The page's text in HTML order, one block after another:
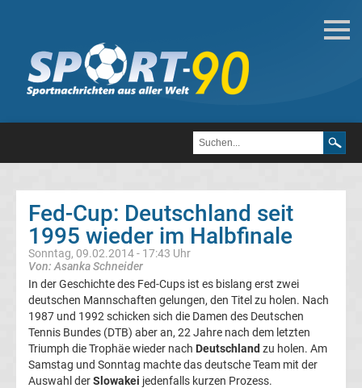
Tennis
Alle
Damen
Alle
Wimbledonsieger
der
Herren
Fed-Cup: Deutschland seit
1995 wieder im Halbfinale
Sonntag, 09.02.2014 - 17:43 Uhr
Von: Asanka Schneider
In der Geschichte des Fed-Cups ist es bislang erst zwei
deutschen Mannschaften gelungen, den Titel zu holen. Nach
1987 und 1992 schicken sich die Damen des Deutschen
Tennis Bundes (DTB) aber an, 22 Jahre nach dem letzten
Triumph die Trophäe wieder nach Deutschland zu holen. Am
Samstag und Sonntag machte das deutsche Team mit der
Auswahl derSlowakei jedenfalls kurzen Prozess.